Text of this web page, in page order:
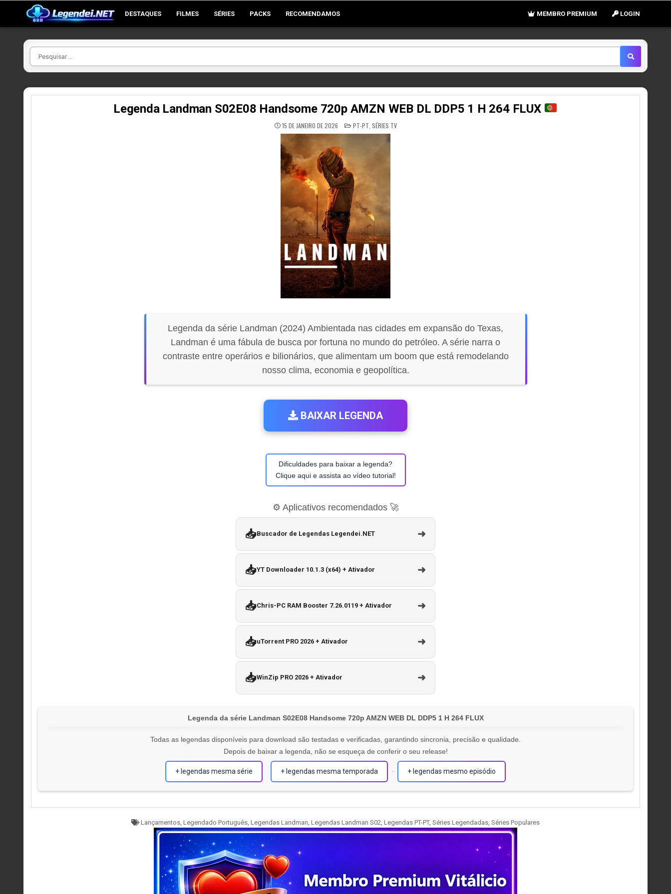
DESTAQUES FILMES SÉRIES PACKS RECOMENDAMOS LOGIN
MEMBRO PREMIUM
Pesquisar
por
Legenda Landman S02E08 Handsome 720p AMZN WEB DL DDP5 1 H 264 FLUX
15 DE JANEIRO DE 2026 POSTED
IN
PT-PT SÉRIES TV
Legenda da série Landman (2024) Ambientada nas cidades em expansão do Texas,
Landman é uma fábula de busca por fortuna no mundo do petróleo. A série narra o
contraste entre operários e bilionários, que alimentam um boom que está remodelando
nosso clima, economia e geopolítica.
BAIXAR LEGENDA
Dificuldades para baixar a legenda?
Clique aqui e assista ao vídeo tutorial!
⚙️ Aplicativos recomendados 🚀
📥Buscador de Legendas Legendei.NET ➜
📥YT Downloader 10.1.3 (x64) + Ativador ➜
📥Chris-PC RAM Booster 7.26.0119 + Ativador ➜
📥uTorrent PRO 2026 + Ativador ➜
📥WinZip PRO 2026 + Ativador ➜
Legenda da série Landman S02E08 Handsome 720p AMZN WEB DL DDP5 1 H 264 FLUX
Todas as legendas disponíveis para download são testadas e verificadas, garantindo sincronia, precisão e qualidade.
Depois de baixar a legenda, não se esqueça de conferir o seu release!
+ legendas mesma série + legendas mesma temporada · + legendas mesmo episódio
Tagged
Lançamentos Legendado Português Legendas Landman Legendas Landman S02 Legendas PT-PT, Séries Legendadas Séries Populares